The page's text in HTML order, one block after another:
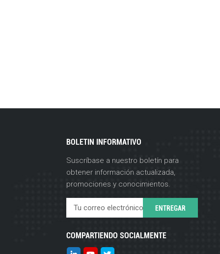
BOLETIN INFORMATIVO
Suscríbase a nuestro boletín para
obtener información actualizada,
promociones y conocimientos.
COMPARTIENDO SOCIALMENTE